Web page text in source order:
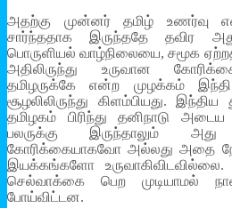
அதற்கு முன்னர் தமிழ் உணர்வு
சார்ந்ததாக இருந்ததே தவிர
பொருளியல் வாழ்நிலையை, சமூக
அதிலிருந்து உருவான
தமிழருக்கே என்ற முழக்கம் இந்தி
சூழலிலிருந்து கிளம்பியது.
தமிழகம் பிரிந்து தனிநாடு
பலருக்கு இருந்தாலும்
கோரிக்கையாகவோ அல்லது அதை
இயக்கங்களோ
செல்வாக்கை பெற முடியாமல்
போய்விட்டன.